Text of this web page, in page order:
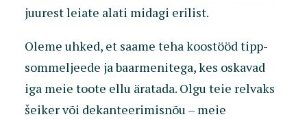
juurest leiate alati midagi erilist.
Oleme uhked, et saame teha koostööd tipp-
sommeljeede ja baarmenitega, kes oskavad
iga meie toote ellu äratada. Olgu teie relvaks
šeiker või dekanteerimisnõu – meie